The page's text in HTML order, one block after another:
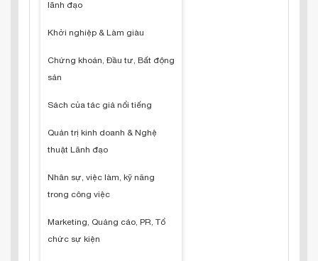
lãnh đạo
Khởi nghiệp & Làm giàu
Chứng khoán, Đầu tư, Bất động
sản
Sách của tác giả nổi tiếng
Quản trị kinh doanh & Nghệ
thuật Lãnh đạo
Nhân sự, việc làm, kỹ năng
trong công việc
Marketing, Quảng cáo, PR, Tổ
chức sự kiện